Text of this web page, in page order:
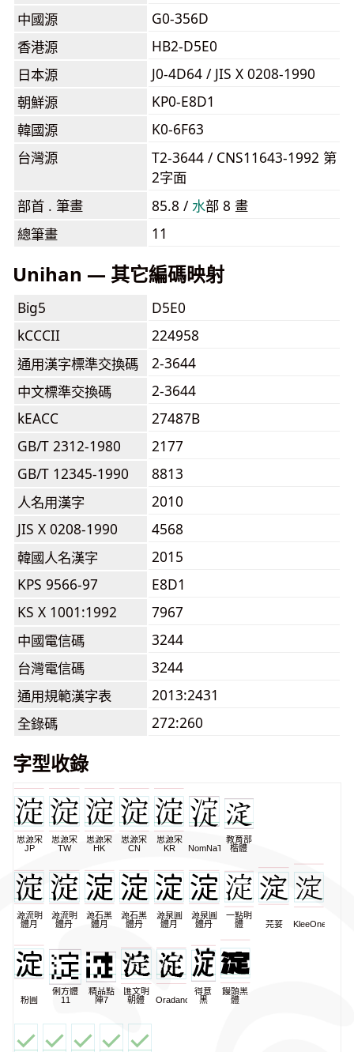
中國源
G0-356D
香港源
HB2-D5E0
日本源
J0-4D64 / JIS X 0208-1990
朝鮮源
KP0-E8D1
韓國源
K0-6F63
台灣源
T2-3644 / CNS11643-1992 第
2字面
部首 . 筆畫
85.8 /⽔部 8 畫
總筆畫
11
Unihan — 其它編碼映射
Big5
D5E0
kCCCII
224958
通用漢字標準交換碼
2-3644
中文標準交換碼
2-3644
kEACC
27487B
GB/T 2312-1980
2177
GB/T 12345-1990
8813
人名用漢字
2010
JIS X 0208-1990
4568
韓國人名漢字
2015
KPS 9566-97
E8D1
KS X 1001:1992
7967
中國電信碼
3244
台灣電信碼
3244
通用規範漢字表
2013:2431
全錄碼
272:260
字型收錄
思源宋
JP
思源宋
TW
思源宋
HK
思源宋
CN
思源宋
KR
NomNaTong
教育部
楷體
源流明
體月
源流明
體丹
源石黑
體月
源石黑
體丹
源泉圓
體月
源泉圓
體丹
一點明
體
芫荽 KleeOne
粉圓
俐方體
11
精品點
陣7
匯文明
朝體
Oradano
得意
黑
饅頭黑
體